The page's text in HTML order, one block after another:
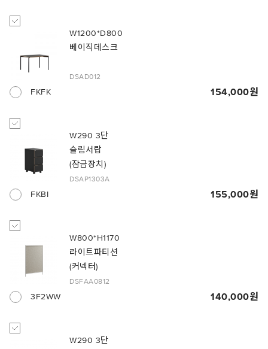
W1200*D800
베이직데스크
DSAD012
FKFK 154,000
W290 3단
슬림서랍
(잠금장치)
DSAP1303A
FKBI 155,000
W800*H1170
라이트파티션
(커넥터)
DSFAA0812
3F2WW 140,000
W290 3단